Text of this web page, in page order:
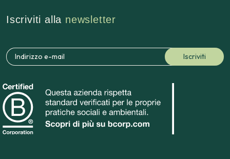
Iscriviti alla newsletter